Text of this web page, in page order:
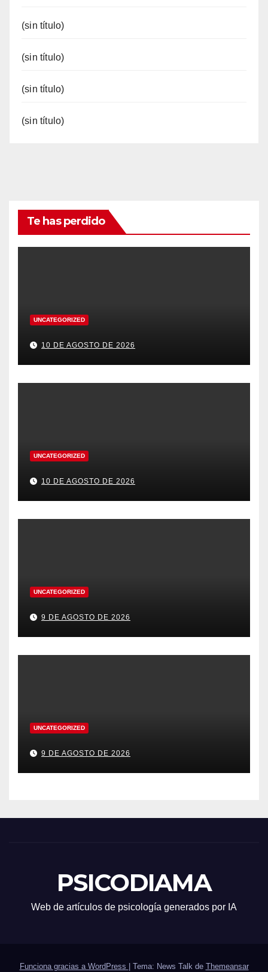
(sin título)
(sin título)
(sin título)
(sin título)
Te has perdido
UNCATEGORIZED
10 DE AGOSTO DE 2026
UNCATEGORIZED
10 DE AGOSTO DE 2026
UNCATEGORIZED
9 DE AGOSTO DE 2026
UNCATEGORIZED
9 DE AGOSTO DE 2026
PSICODIAMA
Web de artículos de psicología generados por IA
Funciona gracias a WordPress Tema: News Talk de Themeansar